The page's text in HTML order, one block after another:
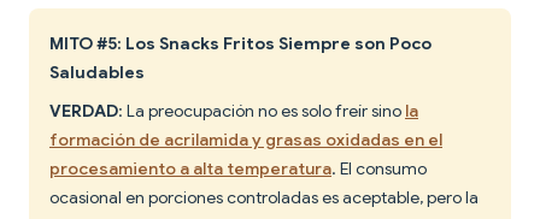
MITO #5: Los Snacks Fritos Siempre son Poco
Saludables
VERDAD: La preocupación no es solo freír sino la
formación de acrilamida y grasas oxidadas en el
procesamiento a alta temperatura. El consumo
ocasional en porciones controladas es aceptable, pero la